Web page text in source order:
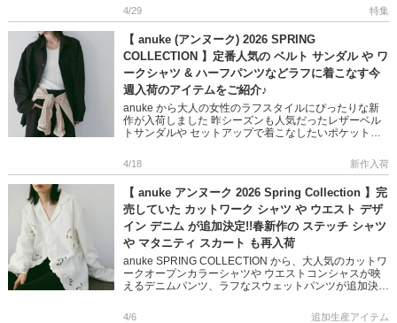
コーデ […]
4/29 特集
【 anuke (アンヌーク) 2026 SPRING
COLLECTION 】定番人気の ベルト サンダル や ワ
ークシャツ & ハーフパンツなどラフに着こなす今
週入荷のアイテムをご紹介♪
anuke から大人の女性のラフスタイルにぴったりな新
作が入荷しました 昨シーズンも人気だったレザーベル
トサンダルや セットアップで着こなしたいポケットシ
ならな […]
4/18 新作入荷
【 anuke アンヌーク 2026 Spring Collection 】完
売していた カットワーク シャツ や ウエスト デザ
イン デニム が追加決定!!春新作の ステッチ シャツ
や マタニティ スカート も再入荷
anuke SPRING COLLECTION から、大人気のカットワ
ークオープンカラーシャツや ウエストコンシャスが映
えるデニムパンツ、ラフなスウェットパンツが追加決
[…]
4/6 追加生産アイテム